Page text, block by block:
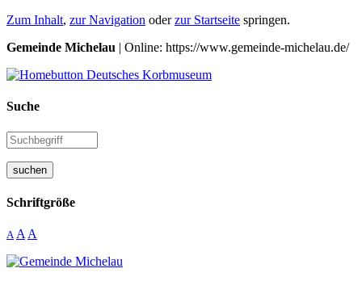
Zum Inhalt, zur Navigation oderzur Startseite springen.
Gemeinde Michelau | Online: https://www.gemeinde-michelau.de/
Suche
suchen
Schriftgröße
A A A